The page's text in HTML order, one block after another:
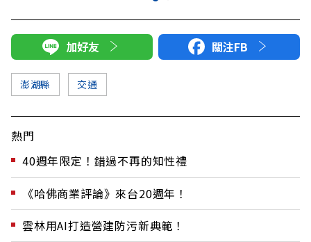
加好友 關注FB
澎湖縣 交通
熱門
40週年限定！錯過不再的知性禮
《哈佛商業評論》來台20週年！
雲林用AI打造營建防污新典範！